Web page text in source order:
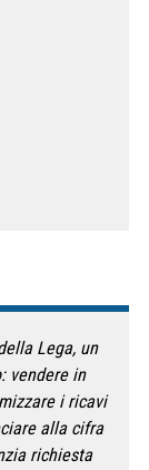
Lega, un
vendere in
i ricavi
alla cifra
richiesta